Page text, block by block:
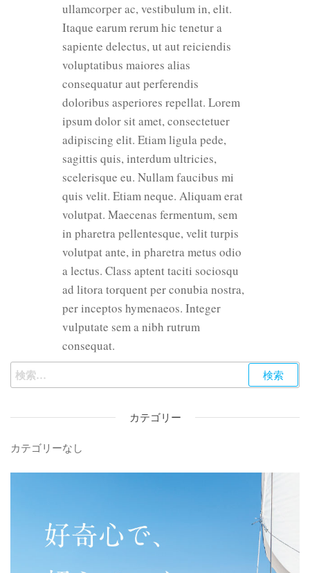
ullamcorper ac, vestibulum in, elit.
Itaque earum rerum hic tenetur a
sapiente delectus, ut aut reiciendis
voluptatibus maiores alias
consequatur aut perferendis
doloribus asperiores repellat. Lorem
ipsum dolor sit amet, consectetuer
adipiscing elit. Etiam ligula pede,
sagittis quis, interdum ultricies,
scelerisque eu. Nullam faucibus mi
quis velit. Etiam neque. Aliquam erat
volutpat. Maecenas fermentum, sem
in pharetra pellentesque, velit turpis
volutpat ante, in pharetra metus odio
a lectus. Class aptent taciti sociosqu
ad litora torquent per conubia nostra,
per inceptos hymenaeos. Integer
vulputate sem a nibh rutrum
consequat.
検
索:
カテゴリー
カテゴリーなし